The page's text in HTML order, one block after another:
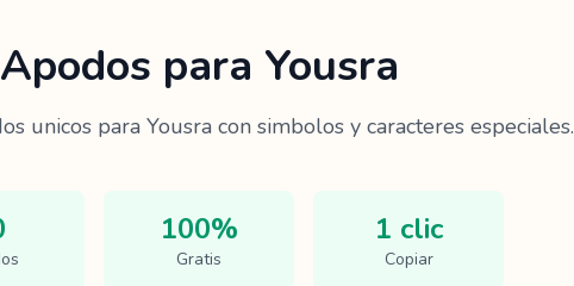
Apodos para Yousra
unicos para Yousra con simbolos y caracteres especiales.
100%
Gratis
1 clic
Copiar